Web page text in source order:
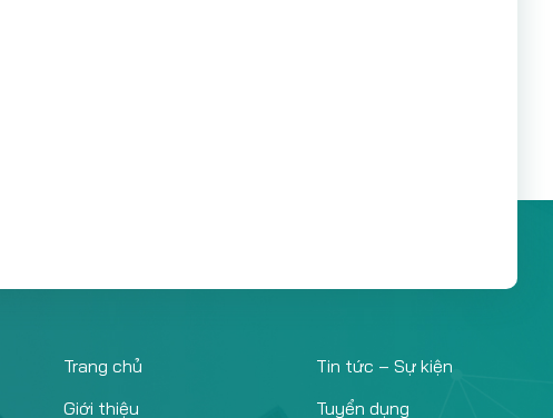
Trang chủ
Giới thiệu
Tin tức – Sự kiện
Tuyển dụng